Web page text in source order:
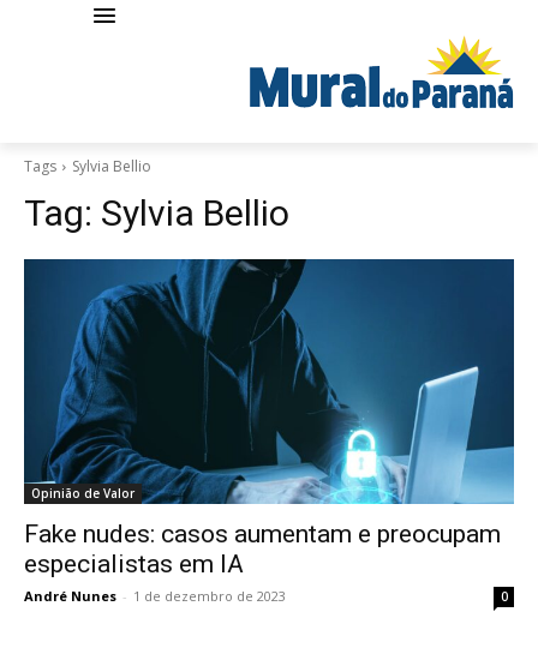
Tags Sylvia Bellio
Tag: Sylvia Bellio
Opinião de Valor
Fake nudes: casos aumentam e preocupam
especialistas em IA
André Nunes - 1 de dezembro de 2023 0